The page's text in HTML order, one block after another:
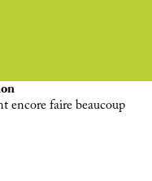
encore faire beaucoup